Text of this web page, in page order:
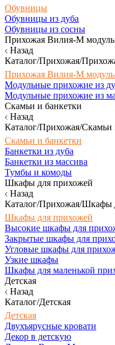
Обувницы
Обувницы из дуба
Обувницы из сосны
Прихожая Вилия-М
Назад
Каталог/Прихожая/
Прихожая Вилия-М
Модульные прихожие из
Модульные прихожие из
Скамьи и банкетки
Назад
Каталог/Прихожая/Скамьи
Скамьи и банкетки
Банкетки из дуба
Банкетки из массива
Тумбы и комоды
Шкафы для прихожей
Назад
Каталог/Прихожая/Шкафы
Шкафы для прихожей
Высокие шкафы для
Закрытые шкафы для
Угловые шкафы для
Узкие шкафы
Шкафы для маленькой
Детская
Назад
Каталог/Детская
Детская
Двухъярусные кровати
Декор в детскую